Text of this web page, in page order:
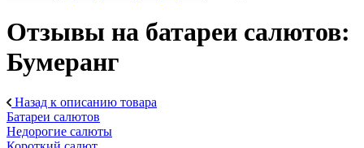
Отзывы на батареи салютов:
Бумеранг
Назад к описанию товара
Батареи салютов
Недорогие салюты